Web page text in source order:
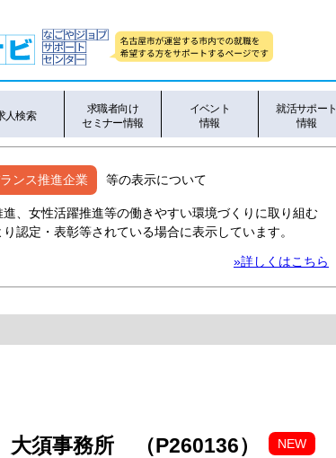
人検索
求職者向け
セミナー情報
イベント
情報
就活サポート
情報
ンス推進企業 等の表示について
、女性活躍推進等の働きやすい環境づくりに取り組む
認定・表彰等されている場合に表示しています。
»詳しくはこちら
須事務所 （P260136） NEW